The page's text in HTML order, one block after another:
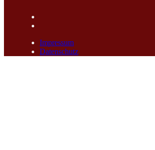
Impressum
Datenschutz